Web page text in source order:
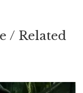
/ Related